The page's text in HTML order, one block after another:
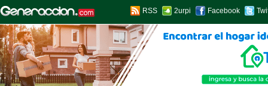
RSS 2urpi Facebook